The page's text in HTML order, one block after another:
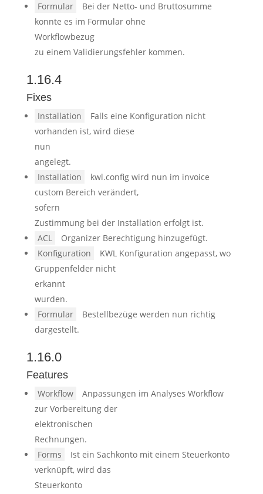
Formular
Bei der Netto- und Bruttosumme
konnte es im Formular ohne
Workflowbezug
zu einem Validierungsfehler kommen.
1.16.4
Fixes
Installation
Falls eine Konfiguration nicht
vorhanden ist, wird diese
nun
angelegt.
Installation
kwl.config wird nun im invoice
custom Bereich verändert,
sofern
Zustimmung bei der Installation erfolgt ist.
ACL
Organizer Berechtigung hinzugefügt.
Konfiguration
KWL Konfiguration angepasst, wo
Gruppenfelder nicht
erkannt
wurden.
Formular
Bestellbezüge werden nun richtig
dargestellt.
1.16.0
Features
Workflow
Anpassungen im Analyses Workflow
zur Vorbereitung der
elektronischen
Rechnungen.
Forms
Ist ein Sachkonto mit einem Steuerkonto
verknüpft, wird das
Steuerkonto